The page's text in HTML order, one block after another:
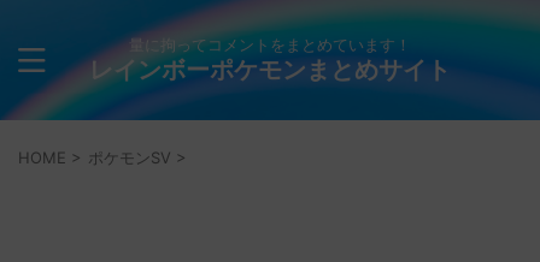
量に拘ってコメントをまとめています！
レインボーポケモンまとめサイト
HOME > ポケモンSV >